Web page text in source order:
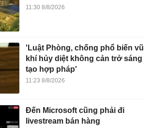
11:30 8/8/2026
'Luật Phòng, chống phổ biến vũ
khí hủy diệt không cản trở sáng
tạo hợp pháp'
11:23 8/8/2026
Đến Microsoft cũng phải đi
livestream bán hàng